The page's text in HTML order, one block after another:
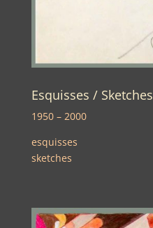
Esquisses / Sketches
1950 – 2000
esquisses
sketches